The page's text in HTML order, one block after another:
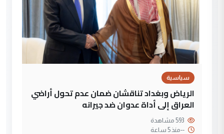
سياسية
الرياض وبغداد تناقشان ضمان عدم تحول أراضي
العراق إلى أداة عدوان ضد جيرانه
--منذ 5 ساعة